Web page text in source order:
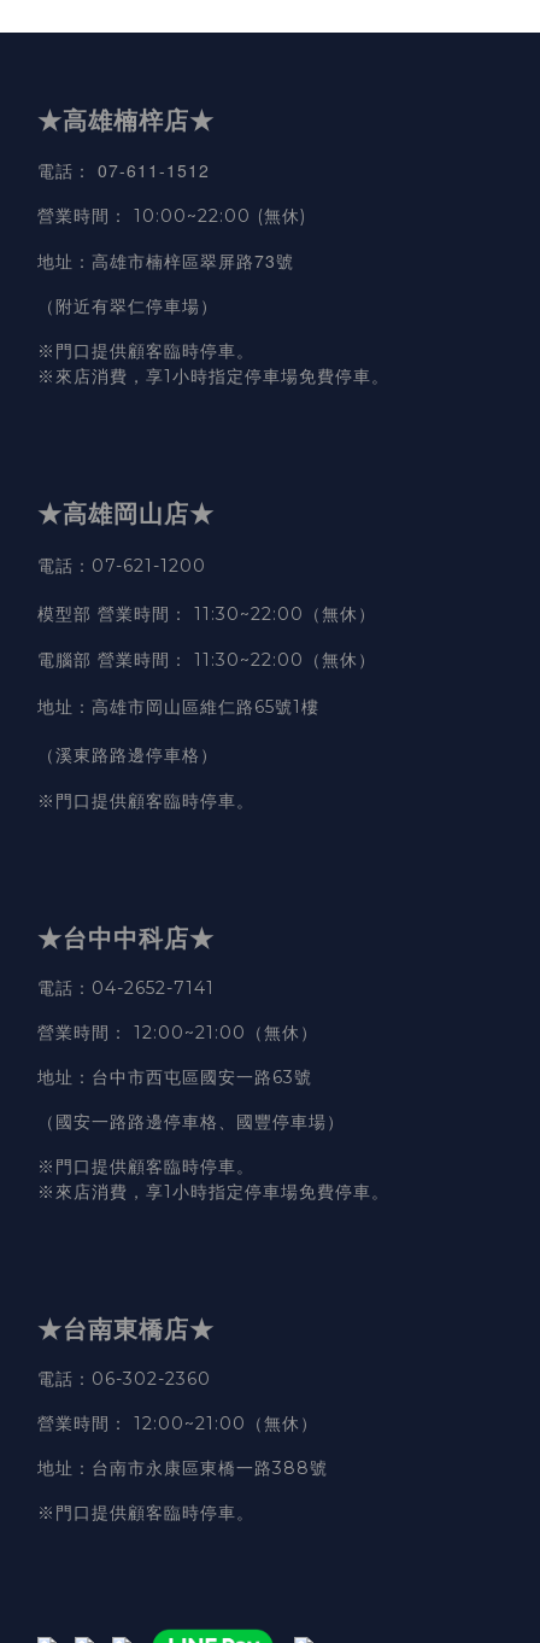
★高雄楠梓店★
電話 ： 07-611-1512
營業時間 ： 10:00~22:00 (無休)
地址 ： 高雄市楠梓區翠屏路73號
（附近有翠仁停車場）
※門口提供顧客臨時停車。
※來店消費，享1小時指定停車場免費停車。
★高雄岡山店★
電話：07-621-1200
模型部 營業時間 ： 11:30~22:00（無休）
電腦部 營業時間 ： 11:30~22:00（無休）
地址 ： 高雄市岡山區維仁路65號1樓
（溪東路路邊停車格）
※門口提供顧客臨時停車。
★台中中科店★
電話 ：04-2652-7141
營業時間 ： 12:00~21:00（無休）
地址 ：台中市西屯區國安一路63號
（國安一路路邊停車格、國豐停車場）
※門口提供顧客臨時停車。
※來店消費，享1小時指定停車場免費停車。
★台南東橋店★
電話 ：06-302-2360
營業時間 ： 12:00~21:00（無休）
地址 ：台南市永康區東橋一路388號
※門口提供顧客臨時停車。